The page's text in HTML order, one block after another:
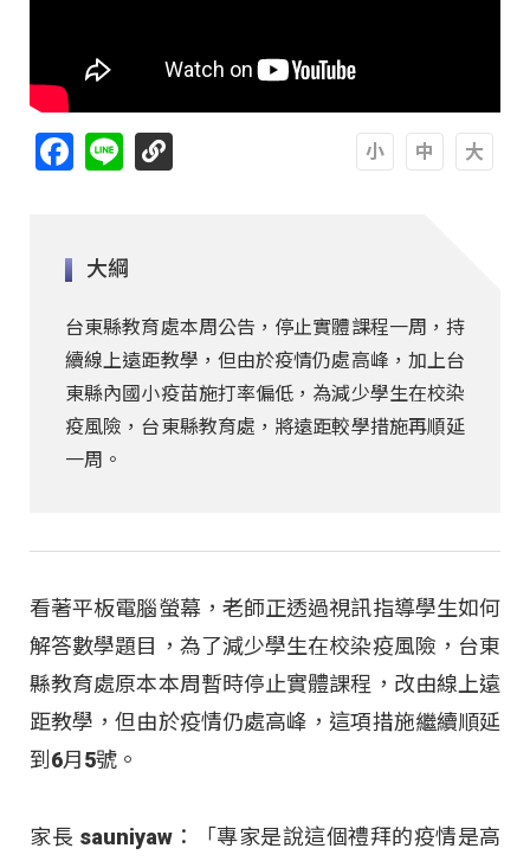
Facebook
Line
大綱
台東縣教育處本周公告，停止實體課程一周，持
續線上遠距教學，但由於疫情仍處高峰，加上台
東縣內國小疫苗施打率偏低，為減少學生在校染
疫風險，台東縣教育處，將遠距較學措施再順延
一周。
看著平板電腦螢幕，老師正透過視訊指導學生如何
解答數學題目，為了減少學生在校染疫風險，台東
縣教育處原本本周暫時停止實體課程，改由線上遠
距教學，但由於疫情仍處高峰，這項措施繼續順延
到6月5號。
家長 sauniyaw：「專家是說這個禮拜的疫情是高